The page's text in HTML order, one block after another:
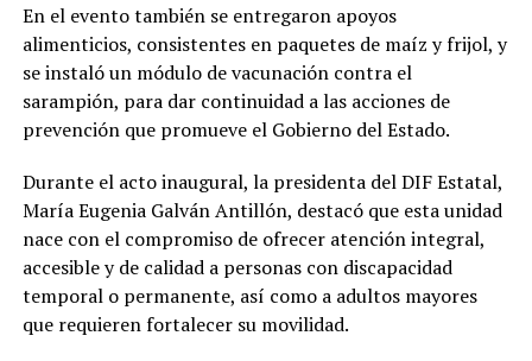
En el evento también se entregaron apoyos
alimenticios, consistentes en paquetes de maíz y frijol, y
se instaló un módulo de vacunación contra el
sarampión, para dar continuidad a las acciones de
prevención que promueve el Gobierno del Estado.
Durante el acto inaugural, la presidenta del DIF Estatal,
María Eugenia Galván Antillón, destacó que esta unidad
nace con el compromiso de ofrecer atención integral,
accesible y de calidad a personas con discapacidad
temporal o permanente, así como a adultos mayores
que requieren fortalecer su movilidad.